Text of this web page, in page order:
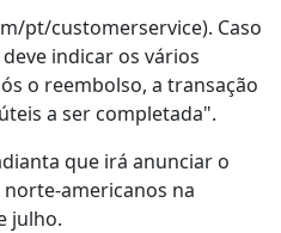
pt/customerservice). Caso
indicar os vários
o reembolso, a transação
a ser completada".
que irá anunciar o
americanos na
julho.